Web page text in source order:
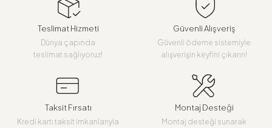
Teslimat Hizmeti
Dünya çapında
teslimat sağlıyoruz!
Güvenli Alışveriş
Güvenli ödeme sistemiyle
alışverişin keyfini çıkarın!
Taksit Fırsatı
Kredi kartı taksit imkanlarıyla
Montaj Desteği
Montaj desteği sunarak